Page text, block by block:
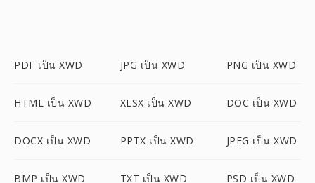
PDF เป็น XWD JPG เป็น XWD PNG เป็น XWD
HTML เป็น XWD XLSX เป็น XWD DOC เป็น XWD
DOCX เป็น XWD PPTX เป็น XWD JPEG เป็น XWD
BMP เป็น XWD TXT เป็น XWD PSD เป็น XWD